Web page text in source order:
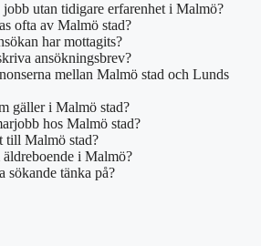
utan tidigare erfarenhet i Malmö?
ofta av Malmö stad?
har mottagits?
ansökningsbrev?
mellan Malmö stad och Lunds
gäller i Malmö stad?
hos Malmö stad?
till Malmö stad?
i Malmö?
sökande tänka på?